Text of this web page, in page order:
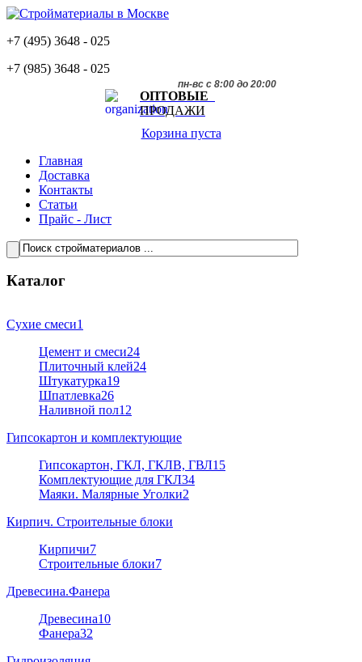
+7 (495) 3648 - 025
+7 (985) 3648 - 025
пн-вс с 8:00 до 20:00
ОПТОВЫЕ
ПРОДАЖИ
Корзина пуста
Главная
Доставка
Контакты
Статьи
Прайс - Лист
Каталог
Сухие смеси1
Цемент и смеси24
Плиточный клей24
Штукатурка19
Шпатлевка26
Наливной пол12
Гипсокартон и комплектующие
Гипсокартон, ГКЛ, ГКЛВ, ГВЛ15
Комплектующие для ГКЛ34
Маяки. Малярные Уголки2
Кирпич. Строительные блоки
Кирпичи7
Строительные блоки7
Древесина.Фанера
Древесина10
Фанера32